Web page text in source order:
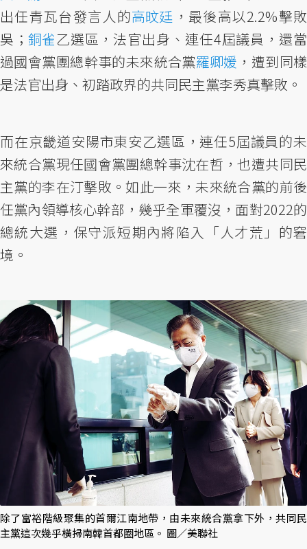
出任青瓦台發言人的高旼廷 ，最後高以2.2%擊敗
吳； 銅雀乙選區，法官出身、連任4屆議員，還當
過國會黨團總幹事的未來統合黨羅卿媛 ，遭到同樣
是法官出身、初踏政界的共同民主黨李秀真擊敗。
而在京畿道安陽市東安乙選區，連任5屆議員的未
來統合黨現任國會黨團總幹事沈在哲，也遭共同民
主黨的李在汀擊敗。如此一來，未來統合黨的前後
任黨內領導核心幹部，幾乎全軍覆沒，面對2022的
總統大選，保守派短期內將陷入「人才荒」的窘
境。
除了富裕階級聚集的首爾江南地帶，由未來統合黨拿下外，共同民
主黨這次幾乎橫掃南韓首都圈地區。 圖／美聯社